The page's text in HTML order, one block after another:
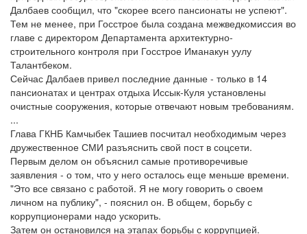
Далбаев сообщил, что "скорее всего пансионаты не успеют".
Тем не менее, при Госстрое была создана межведкомиссия во
главе с директором Департамента архитектурно-
строительного контроля при Госстрое Иманакун уулу
Талантбеком.
Сейчас Далбаев привел последние данные - только в 14
пансионатах и центрах отдыха Иссык-Куля установлены
очистные сооружения, которые отвечают новым требованиям.
...
Глава ГКНБ Камчыбек Ташиев посчитал необходимым через
дружественное СМИ разъяснить свой пост в соцсети.
Первым делом он объяснил самые противоречивые
заявления - о том, что у него осталось еще меньше времени.
"Это все связано с работой. Я не могу говорить о своем
личном на публику", - пояснил он. В общем, борьбу с
коррупционерами надо ускорить.
Затем он остановился на этапах борьбы с коррупцией.